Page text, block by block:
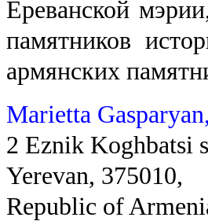
Ереванской
памятников
армянских
Marietta Gasparyan,
2 Eznik Koghbatsi
Yerevan, 375010,
Republic of